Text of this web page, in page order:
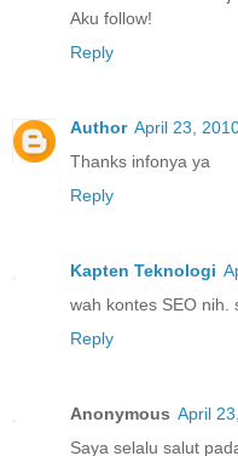
Aku follow!
Reply
Author April 23,
Thanks infonya ya
Reply
Kapten Teknologi
wah kontes SEO nih.
Reply
Anonymous April
Saya selalu salut